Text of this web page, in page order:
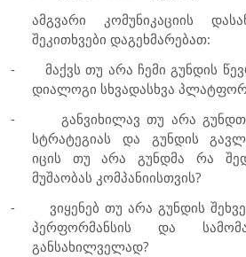
ამგვარი კომუნიკაციის
შეკითხვები დაგეხმარებათ:
-
მაქვს თუ არა ჩემი გუნდის
დიალოგი სხვადასხვა
-
განვიხილავ თუ არა
სტრატეგიას და გუნდის
იცის თუ არა გუნდმა რა
მუშაობას კომპანიისთვის?
-
ვიყენებ თუ არა გუნდის
პერფორმანსის და
განსახილველად?